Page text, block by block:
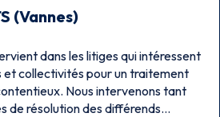
(Vannes)
dans les litiges qui intéressent
collectivités pour un traitement
Nous intervenons tant
de résolution des différends